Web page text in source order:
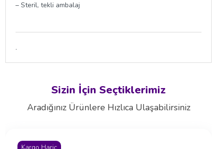
– Steril, tekli ambalaj
.
Sizin İçin Seçtiklerimiz
Aradığınız Ürünlere Hızlıca Ulaşabilirsiniz